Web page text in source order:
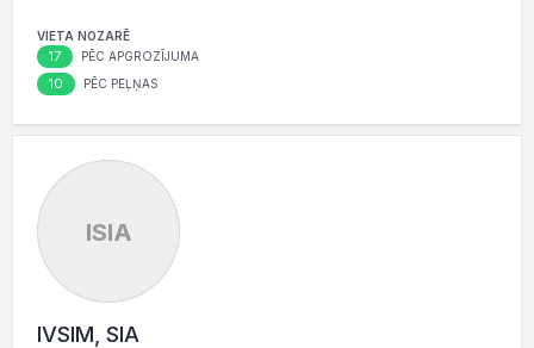
VIETA NOZARĒ
17 PĒC APGROZĪJUMA
10 PĒC PEĻŅAS
ISIA
IVSIM, SIA